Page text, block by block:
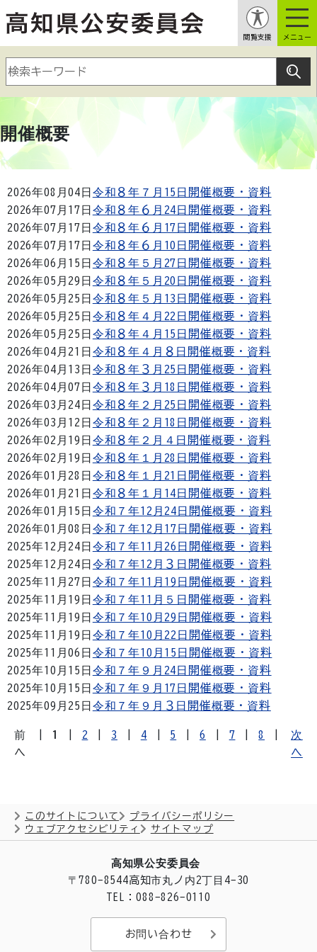
閲覧支援 メニュー
開催概要
2026年08月04日 令和８年７月15日開催概要・資料
2026年07月17日 令和８年６月24日開催概要・資料
2026年07月17日 令和８年６月17日開催概要・資料
2026年07月17日 令和８年６月10日開催概要・資料
2026年06月15日 令和８年５月27日開催概要・資料
2026年05月29日 令和８年５月20日開催概要・資料
2026年05月25日 令和８年５月13日開催概要・資料
2026年05月25日 令和８年４月22日開催概要・資料
2026年05月25日 令和８年４月15日開催概要・資料
2026年04月21日 令和８年４月８日開催概要・資料
2026年04月13日 令和８年３月25日開催概要・資料
2026年04月07日 令和８年３月18日開催概要・資料
2026年03月24日 令和８年２月25日開催概要・資料
2026年03月12日 令和８年２月18日開催概要・資料
2026年02月19日 令和８年２月４日開催概要・資料
2026年02月19日 令和８年１月28日開催概要・資料
2026年01月28日 令和８年１月21日開催概要・資料
2026年01月21日 令和８年１月14日開催概要・資料
2026年01月15日 令和７年12月24日開催概要・資料
2026年01月08日 令和７年12月17日開催概要・資料
2025年12月24日 令和７年11月26日開催概要・資料
2025年12月24日 令和７年12月３日開催概要・資料
2025年11月27日 令和７年11月19日開催概要・資料
2025年11月19日 令和７年11月５日開催概要・資料
2025年11月19日 令和７年10月29日開催概要・資料
2025年11月19日 令和７年10月22日開催概要・資料
2025年11月06日 令和７年10月15日開催概要・資料
2025年10月15日 令和７年９月24日開催概要・資料
2025年10月15日 令和７年９月17日開催概要・資料
2025年09月25日 令和７年９月３日開催概要・資料
前
へ
1 2 3 4 5 6 7 8
次
へ
このサイトについて
プライバシーポリシー
ウェブアクセシビリティ
サイトマップ
高知県公安委員会
〒780-8544高知市丸ノ内2丁目4-30
TEL：088-826-0110
お問い合わせ